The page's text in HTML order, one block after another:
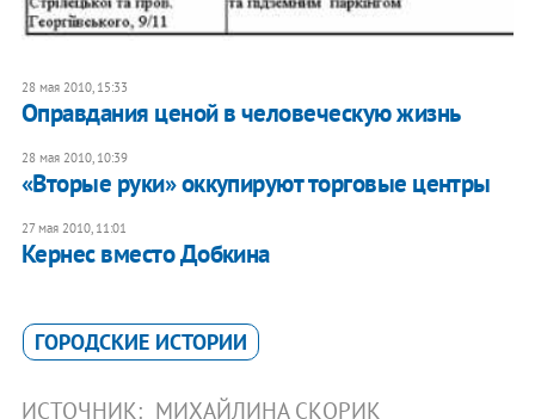
28 мая 2010, 15:33
Оправдания ценой в человеческую жизнь
28 мая 2010, 10:39
«Вторые руки» оккупируют торговые центры
27 мая 2010, 11:01
Кернес вместо Добкина
ГОРОДСКИЕ ИСТОРИИ
ИСТОЧНИК: МИХАЙЛИНА СКОРИК